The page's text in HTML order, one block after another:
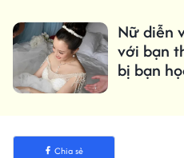
Nữ diễn
với bạn
bị bạn
Chia sẻ